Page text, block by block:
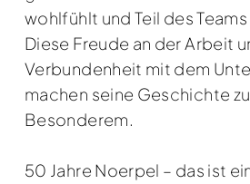
wohlfühlt und Teil des
Diese Freude an der Arbeit
Verbundenheit mit dem
machen seine Geschichte
Besonderem.
50 Jahre Noerpel – das ist